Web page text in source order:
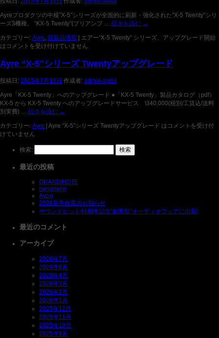
Ayreプロダクツの中核”X-5″シリーズが全面的に刷新・強化された”X-5 Twenty”シリ
ーズ3機種。 “KX-5 Twenty”(プリアンプ … 続きを読む →
カテゴリー: Ayre, 新製品情報
エアー“X-5 Twenty” シリーズ、アップグレード開始
は コメントを受け付けていません
Ayre “X-5″シリーズ Twentyアップグレード
投稿日: 2015年7月16日 作成者: admin-axiss
Ayre「KX-5 Twenty」へのアップグレード ●「KX-5 Twenty」製品カタログ（pdf）
KX-5 から KX-5 Twenty へのアップグレードサービス \340,000(税別/工賃込/送料
別実費) … 続きを読む →
カテゴリー: Ayre | Ayre “X-5″シリーズ Twentyアップグレード は コメントを受け付
けていません
検索:
最近の投稿
GRANDINOTE
bergmann
Ayon
2026夏季休業のお知らせ
サウンドピット44周年記念”創業祭”オーディオフェアに出展!
最近のコメント
アーカイブ
2026年7月
2026年6月
2026年4月
2026年3月
2026年2月
2026年1月
2025年12月
2025年11月
2025年10月
2025年9月